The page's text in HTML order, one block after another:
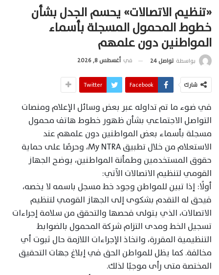
«تنظيم الاتصالات» يحسم الجدل بشأن
خطوط المحمول المسجلة بأسماء
المواطنين دون علمهم
بواسطة تواصل 24 في أغسطس 8, 2026
شارك Facebook
Twitter
في ضوء ما تم تداوله عبر بعض وسائل الإعلام ومنصات
التواصل الاجتماعي بشأن ظهور خطوط هاتف محمول
مسجلة بأسماء بعض المواطنين دون علمهم عند
الاستعلام من خلال تطبيق My NTRA، وحرصًا على حماية
حقوق المستخدمين وطمأنة المواطنين، يوضح الجهاز
القومي لتنظيم الاتصالات الآتي:
أولًا: إذا تبين للمواطن وجود خط مسجل باسمه لا يخصه،
فيحق له التقدم بشكوى إلى الجهاز القومي لتنظيم
الاتصالات، الذي يتولى فحصها والتحقق من سلامة إجراءات
تسجيل الخط ومدى التزام شركة المحمول بالضوابط
التنظيمية المقررة، واتخاذ الإجراءات اللازمة حال ثبوت أي
مخالفة. كما يظل للمواطن الحق في إبلاغ جهات التحقيق
المختصة متى رأى موجبًا لذلك.